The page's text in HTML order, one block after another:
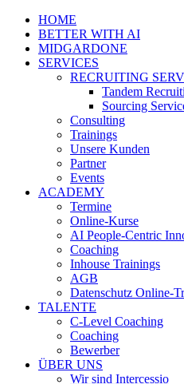
HOME
BETTER WITH AI
MIDGARDONE
SERVICES
RECRUITING
Tandem
Sourcing
Consulting
Trainings
Unsere Kunden
Partner
Events
ACADEMY
Termine
Online-Kurse
AI People-Centric
Coaching
Inhouse Trainings
AGB
Datenschutz Online-
TALENTE
C-Level Coaching
Coaching
Bewerber
ÜBER UNS
Wir sind Intercessio